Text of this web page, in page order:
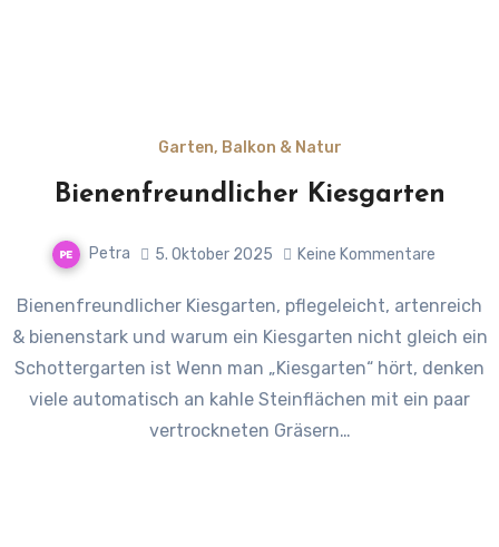
Garten, Balkon & Natur
Bienenfreundlicher Kiesgarten
Petra 5. Oktober 2025 Keine Kommentare
Bienenfreundlicher Kiesgarten, pflegeleicht, artenreich
& bienenstark und warum ein Kiesgarten nicht gleich ein
Schottergarten ist Wenn man „Kiesgarten“ hört, denken
viele automatisch an kahle Steinflächen mit ein paar
vertrockneten Gräsern…